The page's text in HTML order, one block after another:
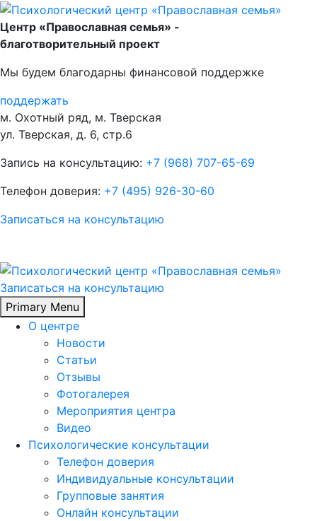
Skip
to
content
Центр «Православная семья» -
благотворительный проект
Мы будем благодарны финансовой поддержке
поддержать
м. Охотный ряд, м. Тверская
ул. Тверская, д. 6, стр.6
Запись на консультацию: +7 (968) 707-65-69
Телефон доверия: +7 (495) 926-30-60
Записаться на консультацию
Записаться на консультацию
Primary Menu
О центре
Новости
Статьи
Отзывы
Фотогалерея
Мероприятия центра
Видео
Психологические консультации
Телефон доверия
Индивидуальные консультации
Групповые занятия
Онлайн консультации